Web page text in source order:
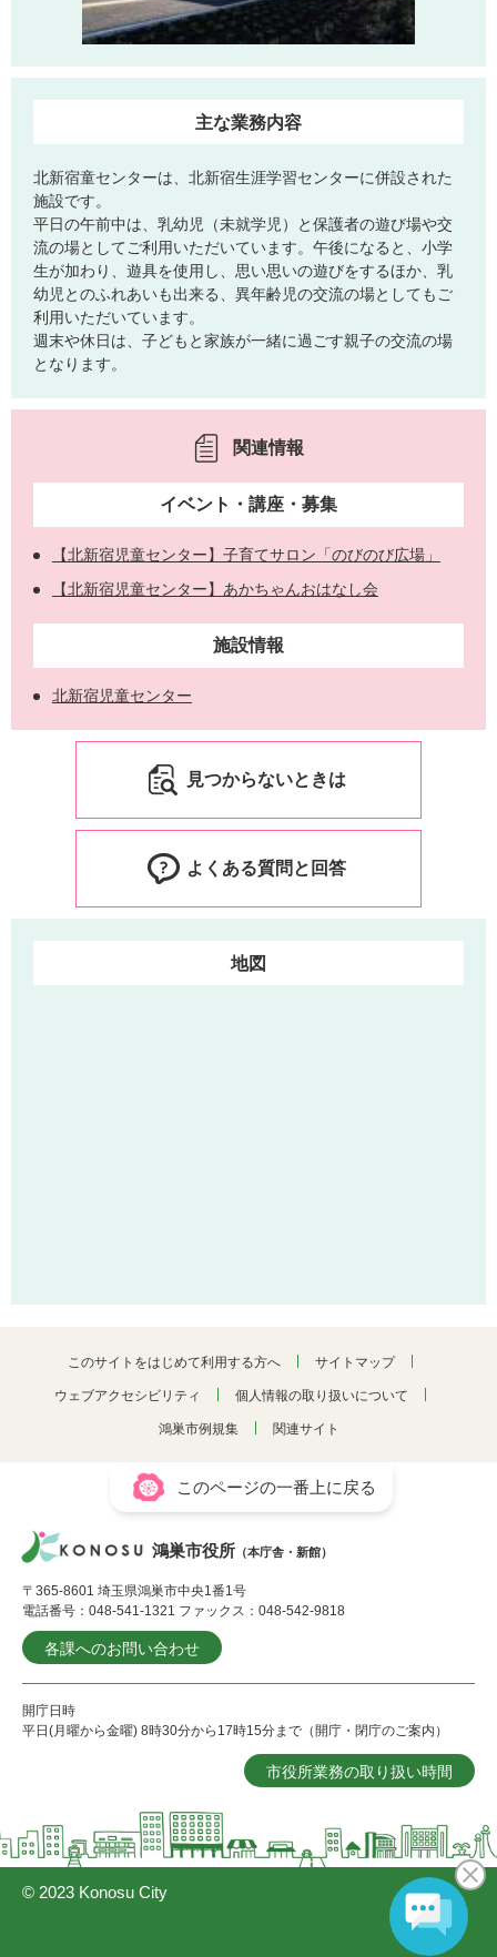
主な業務内容
北新宿童センターは、北新宿生涯学習センターに併設された
施設です。
平日の午前中は、乳幼児（未就学児）と保護者の遊び場や交
流の場としてご利用いただいています。午後になると、小学
生が加わり、遊具を使用し、思い思いの遊びをするほか、乳
幼児とのふれあいも出来る、異年齢児の交流の場としてもご
利用いただいています。
週末や休日は、子どもと家族が一緒に過ごす親子の交流の場
となります。
関連情報
イベント・講座・募集
【北新宿児童センター】子育てサロン「のびのび広場」
【北新宿児童センター】あかちゃんおはなし会
施設情報
北新宿児童センター
見つからないときは
よくある質問と回答
地図
このサイトをはじめて利用する方へ サイトマップ
ウェブアクセシビリティ 個人情報の取り扱いについて
鴻巣市例規集 関連サイト
このページの一番上に戻る
鴻巣市役所 （本庁舎・新館）
〒365-8601 埼玉県鴻巣市中央1番1号
電話番号：048-541-1321 ファックス：048-542-9818
各課へのお問い合わせ
開庁日時
平日(月曜から金曜) 8時30分から17時15分まで（開庁・閉庁のご案内）
市役所業務の取り扱い時間
© 2023 Konosu City